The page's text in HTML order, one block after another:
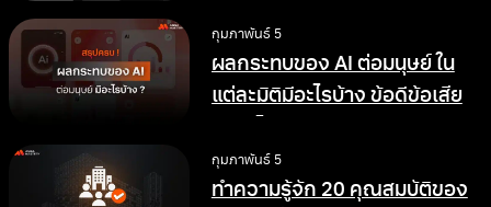
กุมภาพันธ์ 5
ผลกระทบของ AI ต่อมนุษย์ ใน
แต่ละมิติมีอะไรบ้าง ข้อดีข้อเสีย
กุมภาพันธ์ 5
ทำความรู้จัก 20 คุณสมบัติของ